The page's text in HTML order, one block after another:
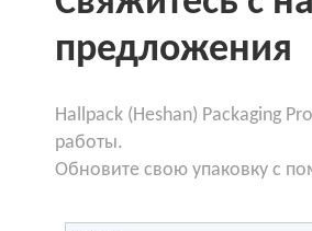
предложения
Hallpack (Heshan) Packaging
работы.
Обновите свою упаковку с